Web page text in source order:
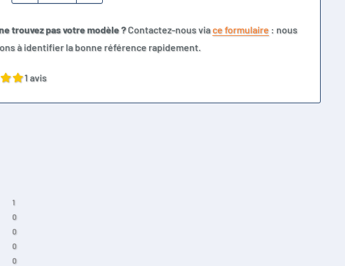
trouvez pas votre modèle ?Contactez-nous viace formulaire : nous
à identifier la bonne référence rapidement.
1 avis
1
0
0
0
0